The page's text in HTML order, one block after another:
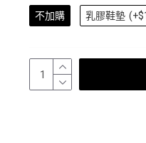
不加購
乳膠鞋墊